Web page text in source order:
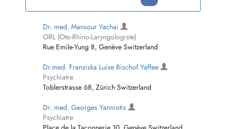
Dr. med. Mansour Yachai
ORL (Oto-Rhino-Laryngologiste)
Rue Emile-Yung 8, Genève Switzerland
Dr.med. Franziska Luise Bischof Yaffee
Psychiatre
Toblerstrasse 68, Zürich Switzerland
Dr. med. Georges Yanniotis
Psychiatre